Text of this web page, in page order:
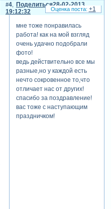
Поделиться
4
28-02-2013
19:12:32
мне тоже понравилась
работа! как на мой взгляд
очень удачно подобрали
фото!
ведь действительно все мы
разные,но у каждой есть
нечто сокровенное то,что
отличает нас от других!
спасибо за поздравление!
вас тоже с наступающим
праздничком!
+1